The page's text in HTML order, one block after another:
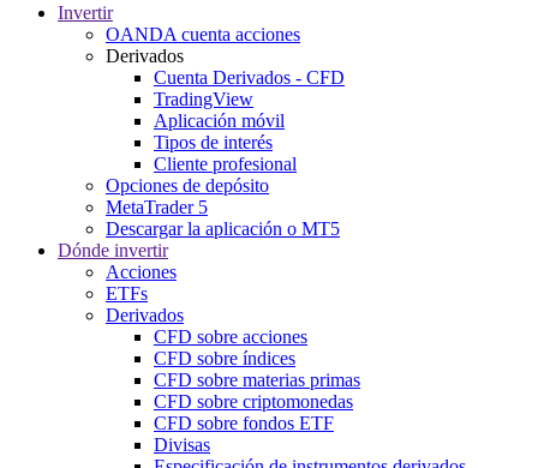
Invertir
OANDA cuenta acciones
Derivados
Cuenta Derivados - CFD
TradingView
Aplicación móvil
Tipos de interés
Cliente profesional
Opciones de depósito
MetaTrader 5
Descargar la aplicación o MT5
Dónde invertir
Acciones
ETFs
Derivados
CFD sobre acciones
CFD sobre índices
CFD sobre materias primas
CFD sobre criptomonedas
CFD sobre fondos ETF
Divisas